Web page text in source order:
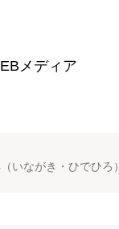
メディア
いながき・ひでひろ）